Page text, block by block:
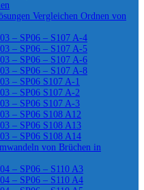
Vergleichen Ordnen von
– SP06 – S107 A-4
– SP06 – S107 A-5
– SP06 – S107 A-6
– SP06 – S107 A-8
– SP06 S107 A-1
– SP06 S107 A-2
– SP06 S107 A-3
– SP06 S108 A12
– SP06 S108 A13
– SP06 S108 A14
von Brüchen in
– SP06 – S110 A3
– SP06 – S110 A4